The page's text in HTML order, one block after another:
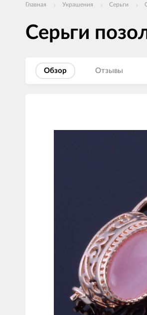
Главная Украшения Серьги
Серьги
Обзор Отзывы